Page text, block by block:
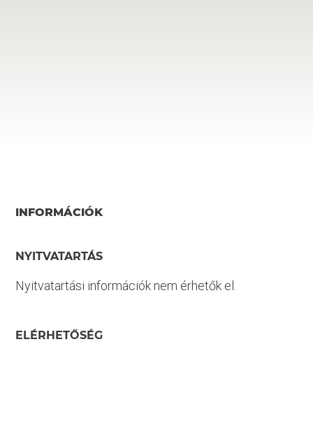
INFORMÁCIÓK
NYITVATARTÁS
Nyitvatartási információk nem érhetők el.
ELÉRHETŐSÉG